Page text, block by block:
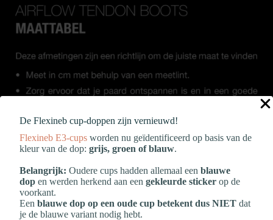
De Flexineb cup‑doppen zijn vernieuwd!
Flexineb E3‑cups worden nu geïdentificeerd op basis van de
kleur van de dop: grijs, groen of blauw.
Belangrijk: Oudere cups hadden allemaal een blauwe
dop en werden herkend aan een gekleurde sticker op de
voorkant.
Een blauwe dop op een oude cup betekent dus NIET dat
je de blauwe variant nodig hebt.